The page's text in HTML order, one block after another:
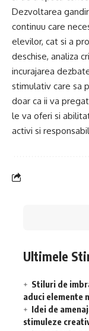
Dezvoltarea
continuu care
elevilor, cat si a
deschise, analiza
incurajarea
stimulativ care sa
doar ca ii va
le va oferi si
activi si
Ultimele
Stiluri de
aduci elemente
Idei de
stimuleze